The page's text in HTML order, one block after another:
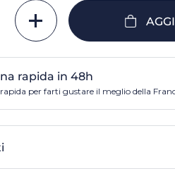
rapida in 48h
per farti gustare il meglio della